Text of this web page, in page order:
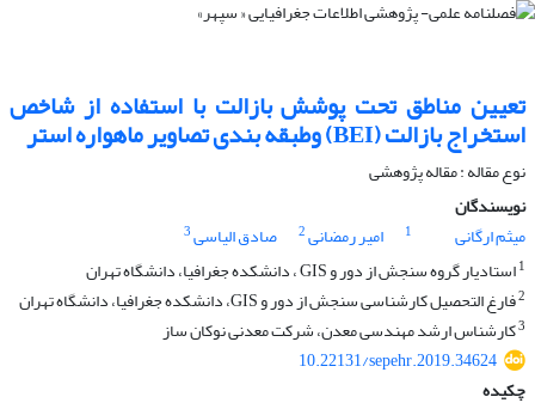
تعیین مناطق تحت پوشش بازالت با استفاده از شاخص
استخراج بازالت (BEI) وطبقه بندی تصاویر ماهواره استر
نوع مقاله : مقاله پژوهشی
نویسندگان
میثم ارگانی
1 امیر رمضانی2 صادق الیاسی3
1استادیار گروه سنجش از دور و GIS ، دانشکده جغرافیا، دانشگاه تهران
2فارغ التحصیل کارشناسی سنجش از دور و GIS، دانشکده جغرافیا، دانشگاه تهران
3کارشناس ارشد مهندسی معدن، شرکت معدنی نوکان ساز
10.22131/sepehr.2019.34624
چکیده